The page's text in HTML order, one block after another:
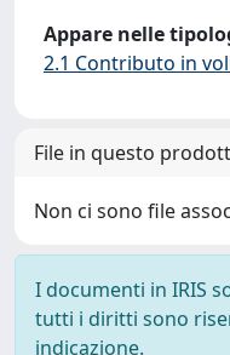
Appare nelle
2.1 Contributo in
File in questo
Non ci sono file
I documenti in IRIS
tutti i diritti sono
indicazione.